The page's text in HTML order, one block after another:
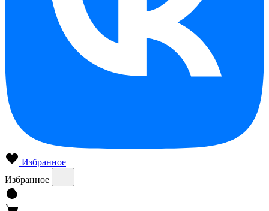
Избранное
Избранное